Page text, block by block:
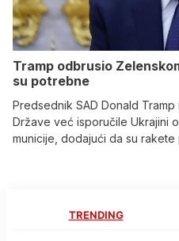
Tramp odbrusio
su potrebne
Predsednik SAD Donald
Države već isporučile Ukrajini
municije, dodajući da su
TRENDING